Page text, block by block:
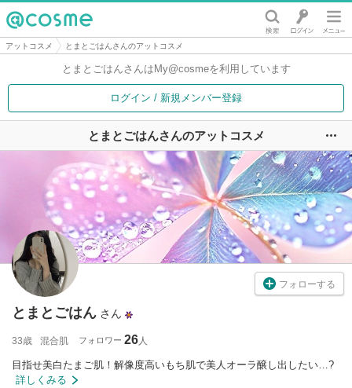
@cosme
アットコスメ とまとごはんさんのアットコスメ
とまとごはんさんは My@cosmeを利用しています
ログイン / 新規メンバー登録
とまとごはんさんのアットコスメ
フォローする
とまとごはん さん
33歳 混合肌 フォロワー 26
目指せ美白たまご肌！解像度高いもち肌で美人オーラ醸し出したい…?
詳しくみる